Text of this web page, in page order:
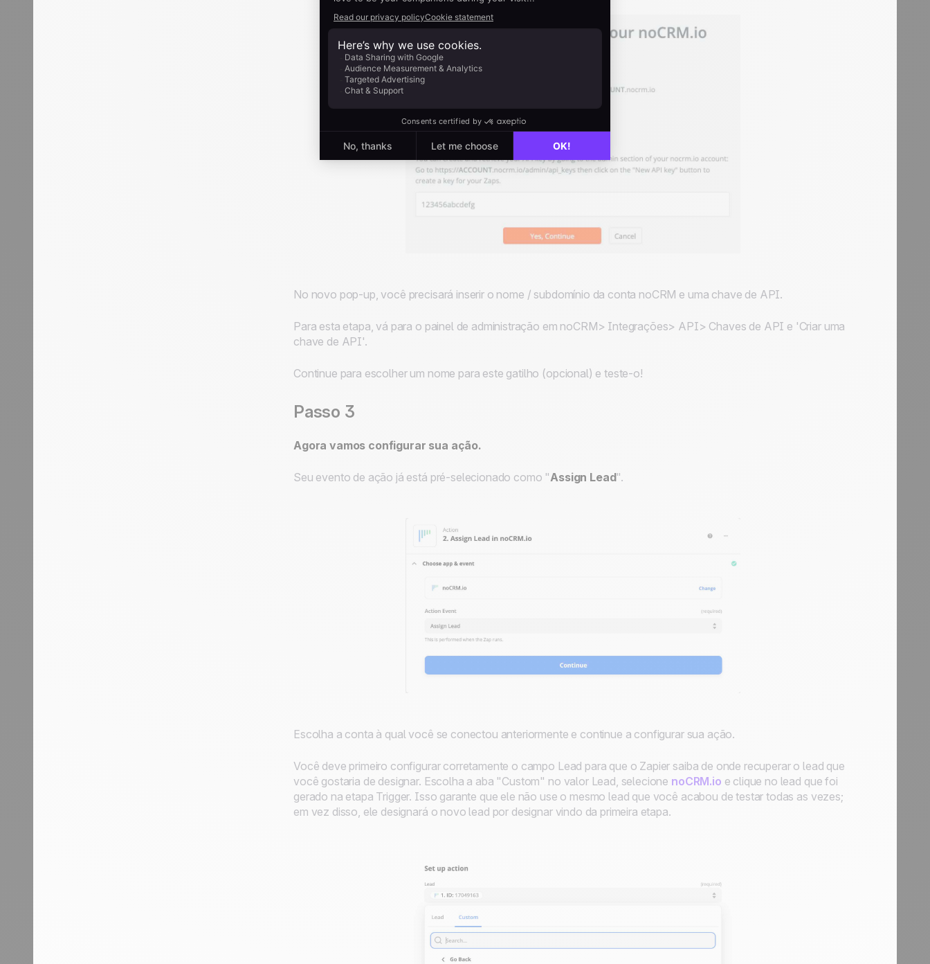
No novo pop-up, você precisará inserir o nome / subdomínio da conta noCRM e uma chave de API.
Para esta etapa, vá para o painel de administração em noCRM> Integrações> API> Chaves de API e 'Criar uma
chave de API'.
Continue para escolher um nome para este gatilho (opcional) e teste-o!
Passo 3
Agora vamos configurar sua ação.
Seu evento de ação já está pré-selecionado como "Assign Lead".
Escolha a conta à qual você se conectou anteriormente e continue a configurar sua ação.
Você deve primeiro configurar corretamente o campo Lead para que o Zapier saiba de onde recuperar o lead que
você gostaria de designar. Escolha a aba "Custom" no valor Lead, selecione noCRM.io e clique no lead que foi
gerado na etapa Trigger. Isso garante que ele não use o mesmo lead que você acabou de testar todas as vezes;
em vez disso, ele designará o novo lead por designar vindo da primeira etapa.